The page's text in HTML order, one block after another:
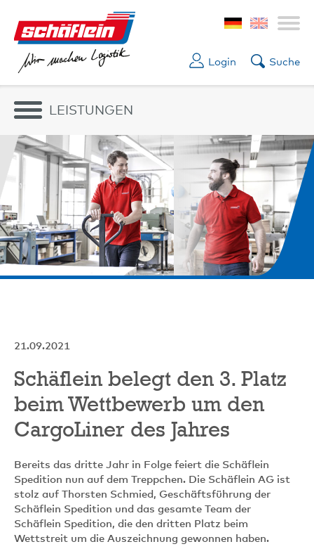
Login Suche
21.09.2021
Schäflein belegt den 3. Platz
beim Wettbewerb um den
CargoLiner des Jahres
Bereits das dritte Jahr in Folge feiert die Schäflein
Spedition nun auf dem Treppchen. Die Schäflein AG ist
stolz auf Thorsten Schmied, Geschäftsführung der
Schäflein Spedition und das gesamte Team der
Schäflein Spedition, die den dritten Platz beim
Wettstreit um die Auszeichnung gewonnen haben.